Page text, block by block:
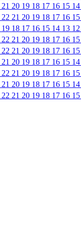
21 20 19 18 17 16 15
22 21 20 19 18 17 16
19 18 17 16 15 14 13
22 21 20 19 18 17 16
22 21 20 19 18 17 16
21 20 19 18 17 16 15
22 21 20 19 18 17 16
21 20 19 18 17 16 15
22 21 20 19 18 17 16